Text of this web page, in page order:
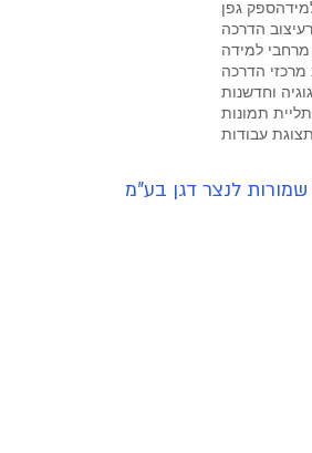
ספק גפן
עיצוב הדרכה
מרחבי למידה
מרכזי הדרכה
וחדשנות
תליית תמונות
תצוגת עבודות
שמורותלנצר דגן בע"מ